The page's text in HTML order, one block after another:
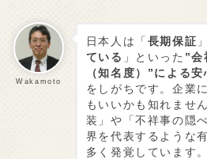
Wakamoto
日本人は「 長期保証
ている 」といった ”会
（知名度）”による安
をしがちです。企業
もいいかも知れませ
装」や「不祥事の隠
界を代表するような
多く発覚しています